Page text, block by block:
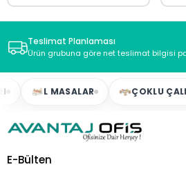
Teslimat Planlaması
Ürün grubuna göre net teslimat bilgisi
L MASALAR ÇOKLU
E-Bülten